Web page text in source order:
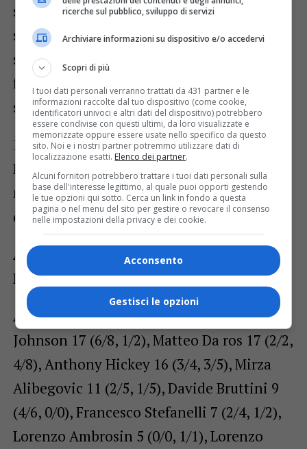
sono riusciti a ridurre le distanze
solamente nelle battute finali, quando la
squadra di casa si è rilassata un po’ e ha
fatto esordire il giovane Sara in prima
squadra.
In un campionato che prosegue a ritmi di
Eurolega, l’APU domenica affronterà, in un
nuovo turno casalingo, la formazione
dell’ElachemVigevano.
Apu Old Wild West Udine – Unieuro
Forlì 84-75 (27-14, 50-34, 72-47)
Apu Old Wild West Udine:Xavier
Johnson 17 (6/8, 1/2), Matteo Da ros 17 (2/2,
4/8), Anthony Hickey 16 (3/4, 3/5), Mirza
Alibegovic 11 (2/5, 1/5), Davide Bruttini 9
(4/6, 0/0), Francesco Stefanelli 7 (2/4, 1/2),
Lorenzo Ambrosin 5 (0/0, 1/1), Lorenzo
ricerche sul pubblico, sviluppo di servizi
Archiviare informazioni su dispositivo e/o accedervi
Scopri di più
I tuoi dati personali verranno trattati da 431 partner e le
informazioni raccolte dal tuo dispositivo (come cookie,
identificatori univoci e altri dati del dispositivo) potrebbero
essere condivise con questi ultimi, da loro visualizzate e
memorizzate oppure essere usate nello specifico da questo
sito. Noi e i nostri partner potremmo utilizzare dati di
localizzazione esatti. Elenco dei partner.
Alcuni fornitori potrebbero trattare i tuoi dati personali sulla
base dell'interesse legittimo, al quale puoi opporti gestendo
le tue opzioni qui sotto. Cerca un link in fondo a questa
pagina o nel menu del sito per gestire o revocare il consenso
nelle impostazioni della privacy e dei cookie.
Acconsento
Gestisci le opzioni